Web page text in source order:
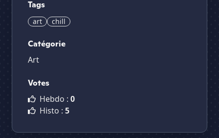
Tags
art chill
Catégorie
Art
Votes
Hebdo : 0
Histo : 5